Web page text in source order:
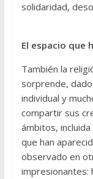
solidaridad,
El espacio que
También la
sorprende,
individual y
compartir sus
ámbitos,
que han
observado en
impresionantes: